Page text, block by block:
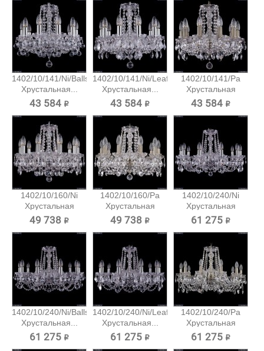
1402/10/141/Ni/Balls
Хрустальная...
43 584 ₽
1402/10/141/Ni/Leafs
Хрустальная...
43 584 ₽
1402/10/141/Pa
Хрустальная
подвесная...
43 584 ₽
1402/10/160/Ni
Хрустальная
подвесная...
49 738 ₽
1402/10/160/Pa
Хрустальная
подвесная...
49 738 ₽
1402/10/240/Ni
Хрустальная
подвесная...
61 275 ₽
1402/10/240/Ni/Balls
Хрустальная...
61 275 ₽
1402/10/240/Ni/Leafs
Хрустальная...
61 275 ₽
1402/10/240/Pa
Хрустальная
подвесная...
61 275 ₽